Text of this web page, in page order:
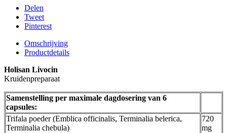
Delen
Tweet
Pinterest
Omschrijving
Productdetails
Holisan Livocin
Kruidenpreparaat
Samenstelling per maximale dagdosering van 6
capsules:
Trifala poeder (Emblica officinalis, Terminalia belerica,
Terminalia chebula)
720
mg